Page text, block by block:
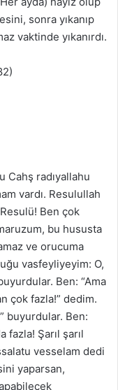
sonra yıkanıp
vaktinde yıkanırdı.
Cahş radıyallahu
vardı. Resulullah
Resulü! Ben çok
bu hususta
ve orucuma
vasfeyliyeyim: O,
Ben: “Ama
çok fazla!” dedim.
buyurdular. Ben:
fazla! Şarıl şarıl
vesselam dedi
yaparsan,